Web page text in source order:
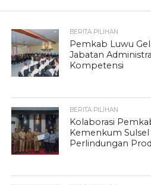
BERITA PILIHAN
Pemkab Luwu
Jabatan
Kompetensi
BERITA PILIHAN
Kolaborasi
Kemenkum
Perlindungan